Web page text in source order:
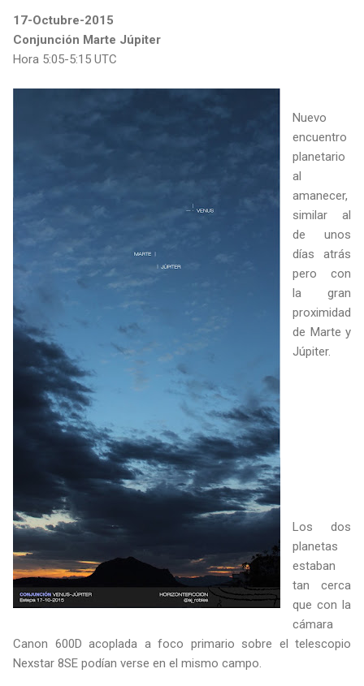
17-Octubre-2015
Conjunción Marte Júpiter
Hora 5:05-5:15 UTC
Nuevo
encuentro
planetario
al
amanecer,
similar al
de unos
días atrás
pero con
la gran
proximidad
de Marte y
Júpiter.
Los dos
planetas
estaban
tan cerca
que con la
cámara
Canon 600D acoplada a foco primario sobre el telescopio
Nexstar 8SE podían verse en el mismo campo.